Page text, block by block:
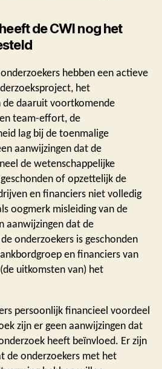
de CWI nog het
hebben een actieve
het
daaruit voortkomende
team-effort, de
lag bij de toenmalige
aanwijzingen dat de
de wetenschappelijke
of opzettelijk de
en financiers niet volledig
oogmerk misleiding van de
aanwijzingen dat de
onderzoekers is geschonden
en financiers van
uitkomsten van) het
persoonlijk financieel voordeel
zijn er geen aanwijzingen dat
heeft beïnvloed. Er zijn
de onderzoekers met het